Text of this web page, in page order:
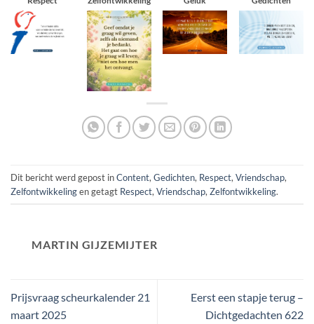
Dit bericht werd gepost inContent, Gedichten, Respect, Vriendschap,
Zelfontwikkelingen getagt Respect, Vriendschap, Zelfontwikkeling.
MARTIN GIJZEMIJTER
Prijsvraag scheurkalender 21
maart 2025
Eerst een stapje terug –
Dichtgedachten 622